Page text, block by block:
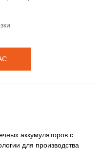
аккумуляторов с
для производства